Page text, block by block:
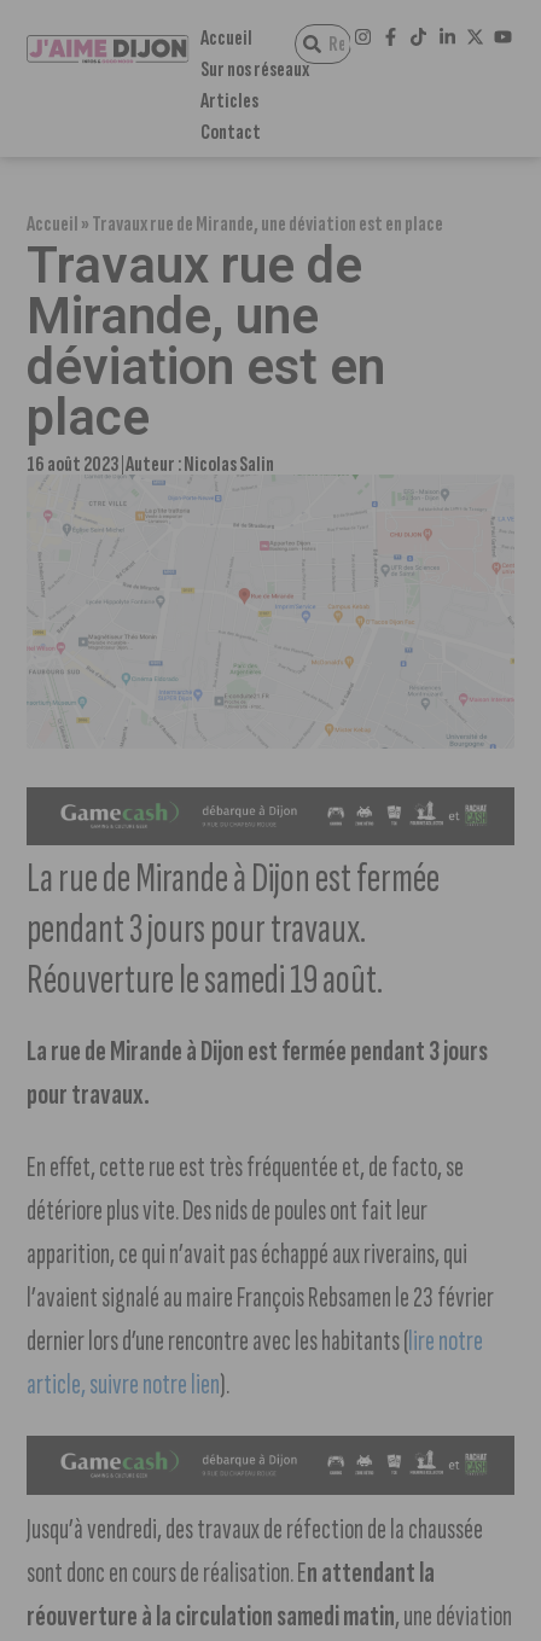
Accueil
Sur nos réseaux
Articles
Contact
Accueil»Travaux rue de Mirande, une déviation est en place
Travaux rue de
Mirande, une
déviation est en
place
16 août 2023 Auteur :Nicolas Salin
La rue de Mirande à Dijon est fermée
pendant 3 jours pour travaux.
Réouverture le samedi 19 août.
La rue de Mirande à Dijon est fermée pendant 3 jours
pour travaux.
En effet, cette rue est très fréquentée et, de facto, se
détériore plus vite. Des nids de poules ont fait leur
apparition, ce qui n’avait pas échappé aux riverains, qui
l’avaient signalé au maire François Rebsamen le 23 février
dernier lors d’une rencontre avec les habitants (lire notre
article, suivre notre lien).
Jusqu’à vendredi, des travaux de réfection de la chaussée
sont donc en cours de réalisation. En attendant la
réouverture à la circulation samedi matin, une déviation